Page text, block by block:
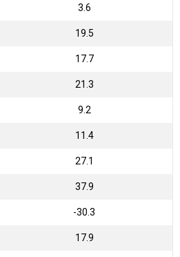
3.6
19.5
17.7
21.3
9.2
11.4
27.1
37.9
-30.3
17.9